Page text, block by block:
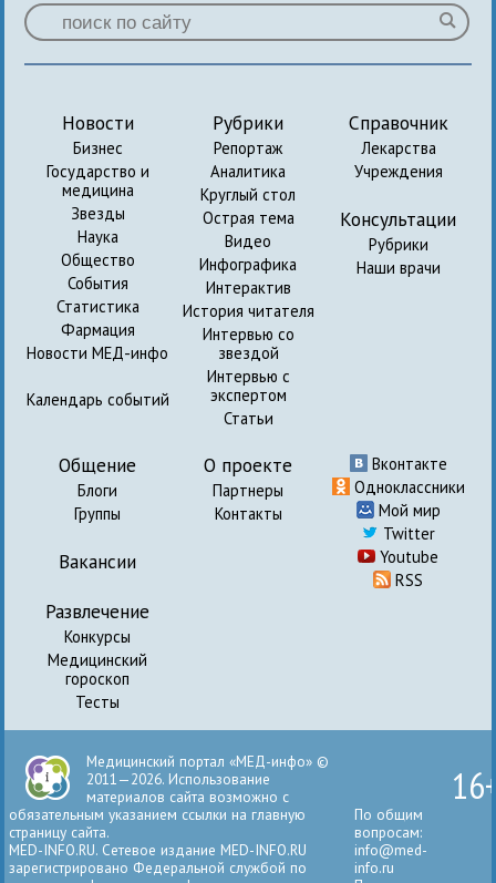
Новости
Бизнес
Государство и
медицина
Звезды
Наука
Общество
События
Статистика
Фармация
Новости МЕД-инфо
Календарь событий
Рубрики
Репортаж
Аналитика
Круглый стол
Острая тема
Видео
Инфографика
Интерактив
История читателя
Интервью со
звездой
Интервью с
экспертом
Статьи
Справочник
Лекарства
Учреждения
Консультации
Рубрики
Наши врачи
Общение
Блоги
Группы
Вакансии
Развлечение
Конкурсы
Медицинский
гороскоп
Тесты
О проекте
Партнеры
Контакты
Вконтакте
Одноклассники
Мой мир
Twitter
Youtube
RSS
Медицинский портал «МЕД-инфо» ©
2011—2026. Использование
материалов сайта возможно с
обязательным указанием ссылки на главную
страницу сайта.
MED-INFO.RU. Сетевое издание MED-INFO.RU
зарегистрировано Федеральной службой по
По общим
вопросам:
info@med-
info.ru